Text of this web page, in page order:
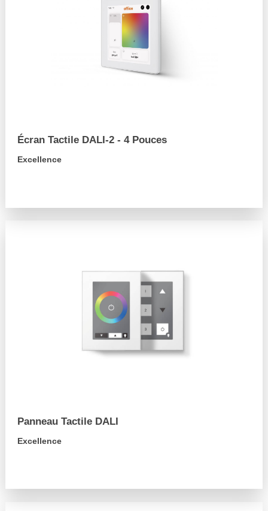
Écran Tactile DALI-2 - 4 Pouces
Excellence
Panneau Tactile DALI
Excellence